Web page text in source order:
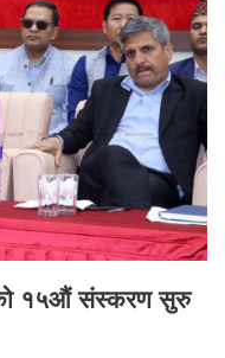
१५औं संस्करण सुरु